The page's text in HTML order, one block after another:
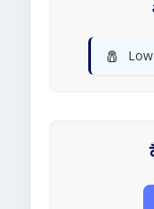
🧂